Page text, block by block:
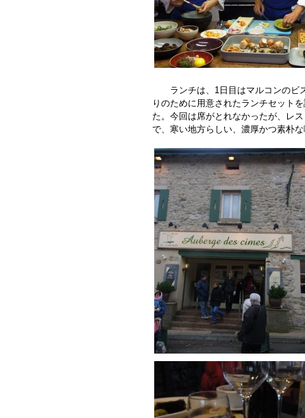
ランチは、1日目はマルコンのビ
りのために用意されたランチセット
た。今回は席がとれなかったが、レ
で、寒い地方らしい、濃厚かつ素朴